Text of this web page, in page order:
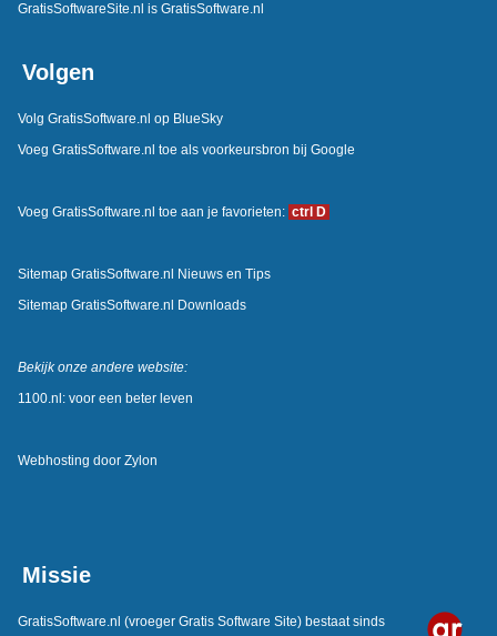
GratisSoftwareSite.nl is GratisSoftware.nl
Volgen
Volg GratisSoftware.nl op BlueSky
Voeg GratisSoftware.nl toe als voorkeursbron bij Google
Voeg GratisSoftware.nl toe aan je favorieten: ctrl D
Sitemap GratisSoftware.nl Nieuws en Tips
Sitemap GratisSoftware.nl Downloads
Bekijk onze andere website:
1100.nl: voor een beter leven
Webhosting door Zylon
Missie
GratisSoftware.nl (vroeger Gratis Software Site) bestaat sinds